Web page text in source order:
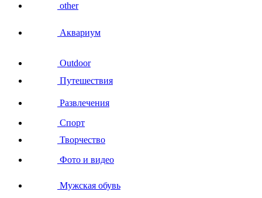
other
Аквариум
Outdoor
Путешествия
Развлечения
Спорт
Творчество
Фото и видео
Мужская обувь